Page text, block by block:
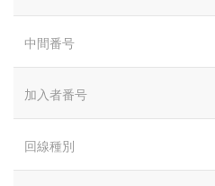
中間番号
加入者番号
回線種別